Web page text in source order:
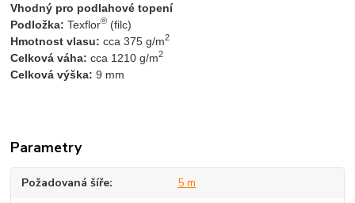
Vhodný pro podlahové topení
Podložka: Texflor® (filc)
Hmotnost vlasu: cca 375 g/m2
Celková váha: cca 1210 g/m2
Celková výška: 9 mm
Parametry
Požadovaná šíře 5 m